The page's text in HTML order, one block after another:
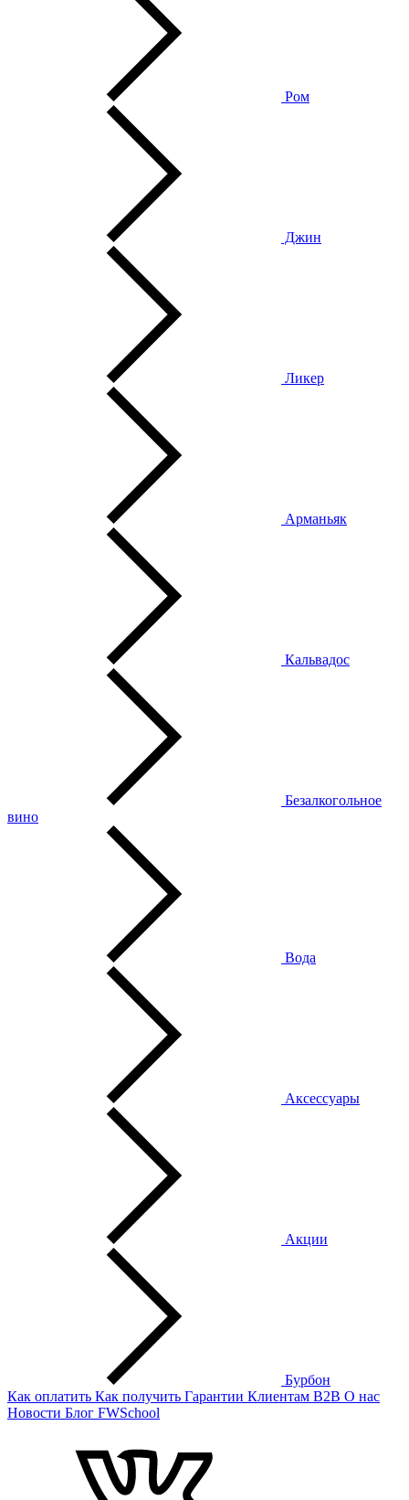
Ром
Джин
Ликер
Арманьяк
Кальвадос
Безалкогольное
вино
Вода
Аксессуары
Акции
Бурбон
Как оплатить Как получить Гарантии Клиентам B2B О нас
Новости Блог FWSchool